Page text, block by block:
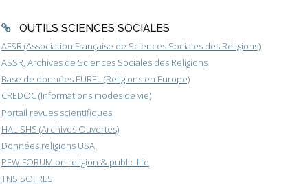
OUTILS SCIENCES SOCIALES
AFSR (Association Française de Sciences Sociales des Religions)
ASSR, Archives de Sciences Sociales des Religions
Base de données EUREL (Religions en Europe)
CREDOC (Informations modes de vie)
Portail revues scientifiques
HAL SHS (Archives Ouvertes)
Données religions USA
PEW FORUM on religion & public life
TNS SOFRES